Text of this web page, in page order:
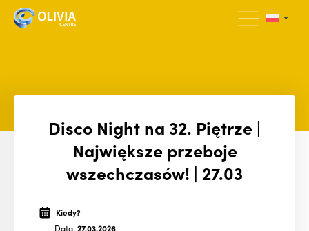
Disco Night na 32. Piętrze |
Największe przeboje
wszechczasów! | 27.03
Kiedy?
Data:27.03.2026